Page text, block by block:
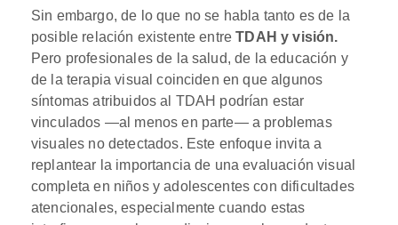
Sin embargo, de lo que no se habla tanto es de la
posible relación existente entreTDAH y visión.
Pero profesionales de la salud, de la educación y
de la terapia visual coinciden en que algunos
síntomas atribuidos al TDAH podrían estar
vinculados —al menos en parte— a problemas
visuales no detectados. Este enfoque invita a
replantear la importancia de una evaluación visual
completa en niños y adolescentes con dificultades
atencionales, especialmente cuando estas